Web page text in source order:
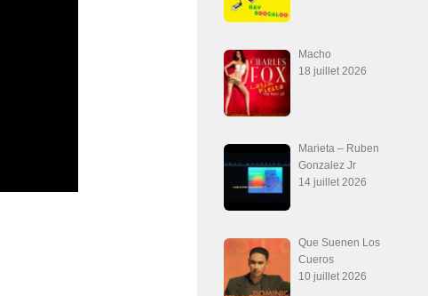
Macho
18 juillet 2026
Marieta – Ruben
Gonzalez Jr
14 juillet 2026
Que Suenen Los
Cueros
10 juillet 2026